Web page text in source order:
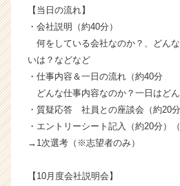
く
サ
イ
ト
チ
ア
【当日の流れ】
・会社説明（約40分）
何をしている会社なのか？、どん
いは？などなど
・仕事内容＆一日の流れ（約40分
どんな仕事内容なのか？一日はど
・質疑応答 社員との座談会（約20分
・エントリーシート記入（約20分）
→1次選考（※志望者のみ）
【10月度会社説明会】